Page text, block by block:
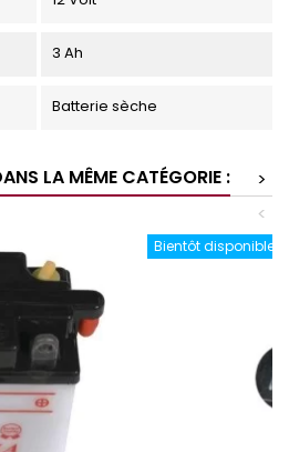
3 Ah
Batterie sèche
LA MÊME CATÉGORIE :
>
<
Bientôt disponible